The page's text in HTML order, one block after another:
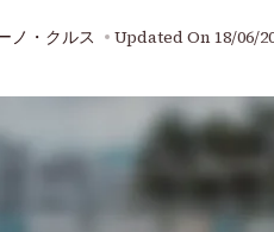
ノ・クルス Updated On 18/06/